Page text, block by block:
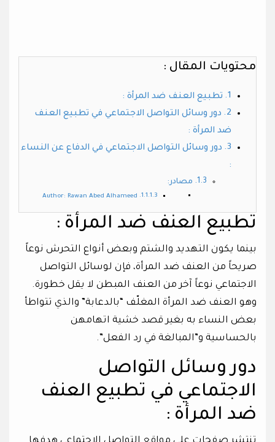
محتويات المقال :
تطبيع العنف ضد المرأة :
دور وسائل التواصل الاجتماعي في تطبيع العنف
ضد المرأة :
دور وسائل التواصل الاجتماعي في الدفاع عن النساء
:
مصادر:
Author: Rawan Abed Alhameed
تطبيع العنف ضد المرأة :
بينما يكون التهديد والشتم وبعض أنواع التحرش نوعاً
صريحاً من العنف ضد المرأة، فإن لوسائل التواصل
الاجتماعي نوعاً آخر من العنف المبطن لا يقل خطورة.
وهو العنف ضد المرأة المغلّف “بالدعابة” والذي تتواطأ
بعض النساء به بغير قصد خشية اتهامهن
بالحساسية و”المبالغة في رد الفعل”.
دور وسائل التواصل
الاجتماعي في تطبيع العنف
ضد المرأة :